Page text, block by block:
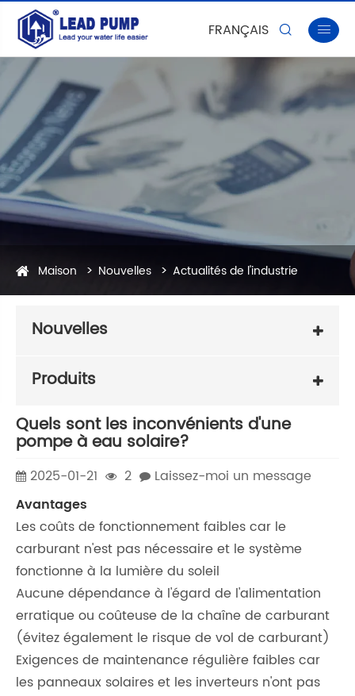
FRANÇAIS  
Maison Nouvelles Actualités de l'industrie
Nouvelles
Produits
Quels sont les inconvénients d'une
pompe à eau solaire?
2025-01-21 2
Laissez-moi un message
Avantages
Les coûts de fonctionnement faibles car le
carburant n'est pas nécessaire et le système
fonctionne à la lumière du soleil
Aucune dépendance à l'égard de l'alimentation
erratique ou coûteuse de la chaîne de carburant
(évitez également le risque de vol de carburant)
Exigences de maintenance régulière faibles car
les panneaux solaires et les inverteurs n'ont pas